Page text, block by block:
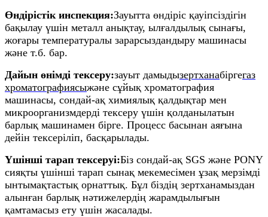
Өндірістік инспекция:Зауытта өндіріс қауіпсіздігін
бақылау үшін металл анықтау, ылғалдылық сынағы,
жоғары температуралы зарарсыздандыру машинасы
және т.б. бар.
Дайын өнімді тексеру:зауыт дамыдызертханабіргегаз
хроматографиясыжәне сұйық хроматография
машинасы, сондай-ақ химиялық қалдықтар мен
микроорганизмдерді тексеру үшін қолданылатын
барлық машинамен бірге. Процесс басынан аяғына
дейін тексеріліп, басқарылады.
Үшінші тарап тексеруі:Біз сондай-ақ SGS және PONY
сияқты үшінші тарап сынақ мекемесімен ұзақ мерзімді
ынтымақтастық орнаттық. Бұл біздің зертханамыздан
алынған барлық нәтижелердің жарамдылығын
қамтамасыз ету үшін жасалады.